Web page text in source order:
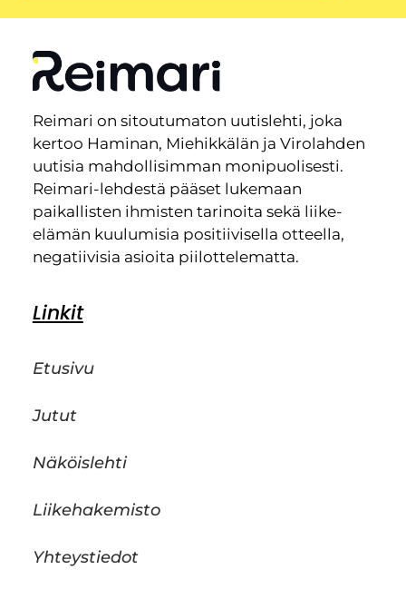
Reimari on sitoutumaton uutislehti, joka
kertoo Haminan, Miehikkälän ja Virolahden
uutisia mahdollisimman monipuolisesti.
Reimari-lehdestä pääset lukemaan
paikallisten ihmisten tarinoita sekä liike-
elämän kuulumisia positiivisella otteella,
negatiivisia asioita piilottelematta.
Linkit
Etusivu
Jutut
Näköislehti
Liikehakemisto
Yhteystiedot